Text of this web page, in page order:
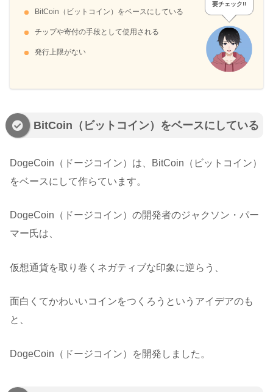
BitCoin（ビットコイン）をベースにしている
チップや寄付の手段として使用される
発行上限がない
要チェック!!
BitCoin（ビットコイン）をベースにしている
DogeCoin（ドージコイン）は、BitCoin（ビットコイン）
をベースにして作らています。
DogeCoin（ドージコイン）の開発者のジャクソン・パー
マー氏は、
仮想通貨を取り巻くネガティブな印象に逆らう、
面白くてかわいいコインをつくろうというアイデアのも
と、
DogeCoin（ドージコイン）を開発しました。